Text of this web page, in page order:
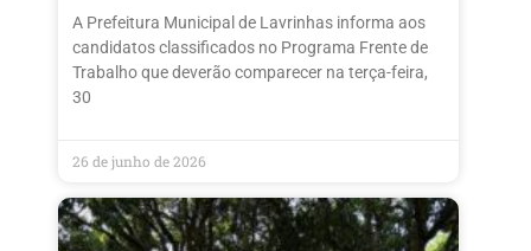
A Prefeitura Municipal de Lavrinhas informa aos
candidatos classificados no Programa Frente de
Trabalho que deverão comparecer na terça-feira,
30
26 de junho de 2026